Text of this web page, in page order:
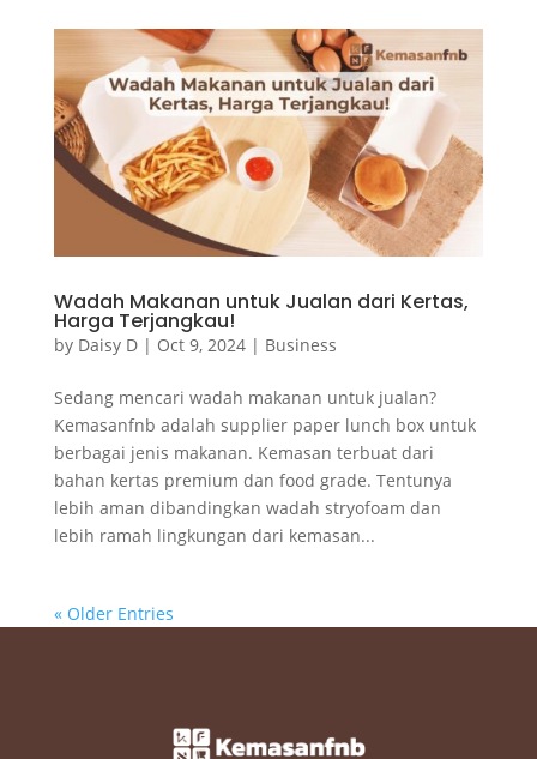
Wadah Makanan untuk Jualan dari Kertas,
Harga Terjangkau!
by Daisy D| Oct 9, 2024| Business
Sedang mencari wadah makanan untuk jualan?
Kemasanfnb adalah supplier paper lunch box untuk
berbagai jenis makanan. Kemasan terbuat dari
bahan kertas premium dan food grade. Tentunya
lebih aman dibandingkan wadah stryofoam dan
lebih ramah lingkungan dari kemasan...
« Older Entries